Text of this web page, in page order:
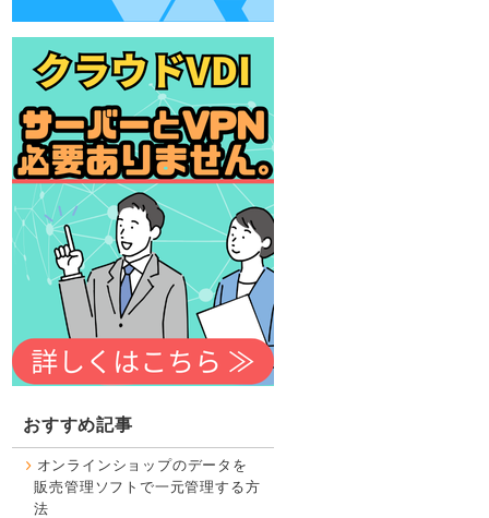
おすすめ記事
オンラインショップのデータを
販売管理ソフトで一元管理する方
法